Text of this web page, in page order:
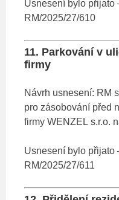
Usnesení bylo přijato
RM/2025/27/610
11. Parkování v
firmy
Návrh usnesení: RM
pro zásobování před
firmy WENZEL s.r.o.
Usnesení bylo přijato
RM/2025/27/611